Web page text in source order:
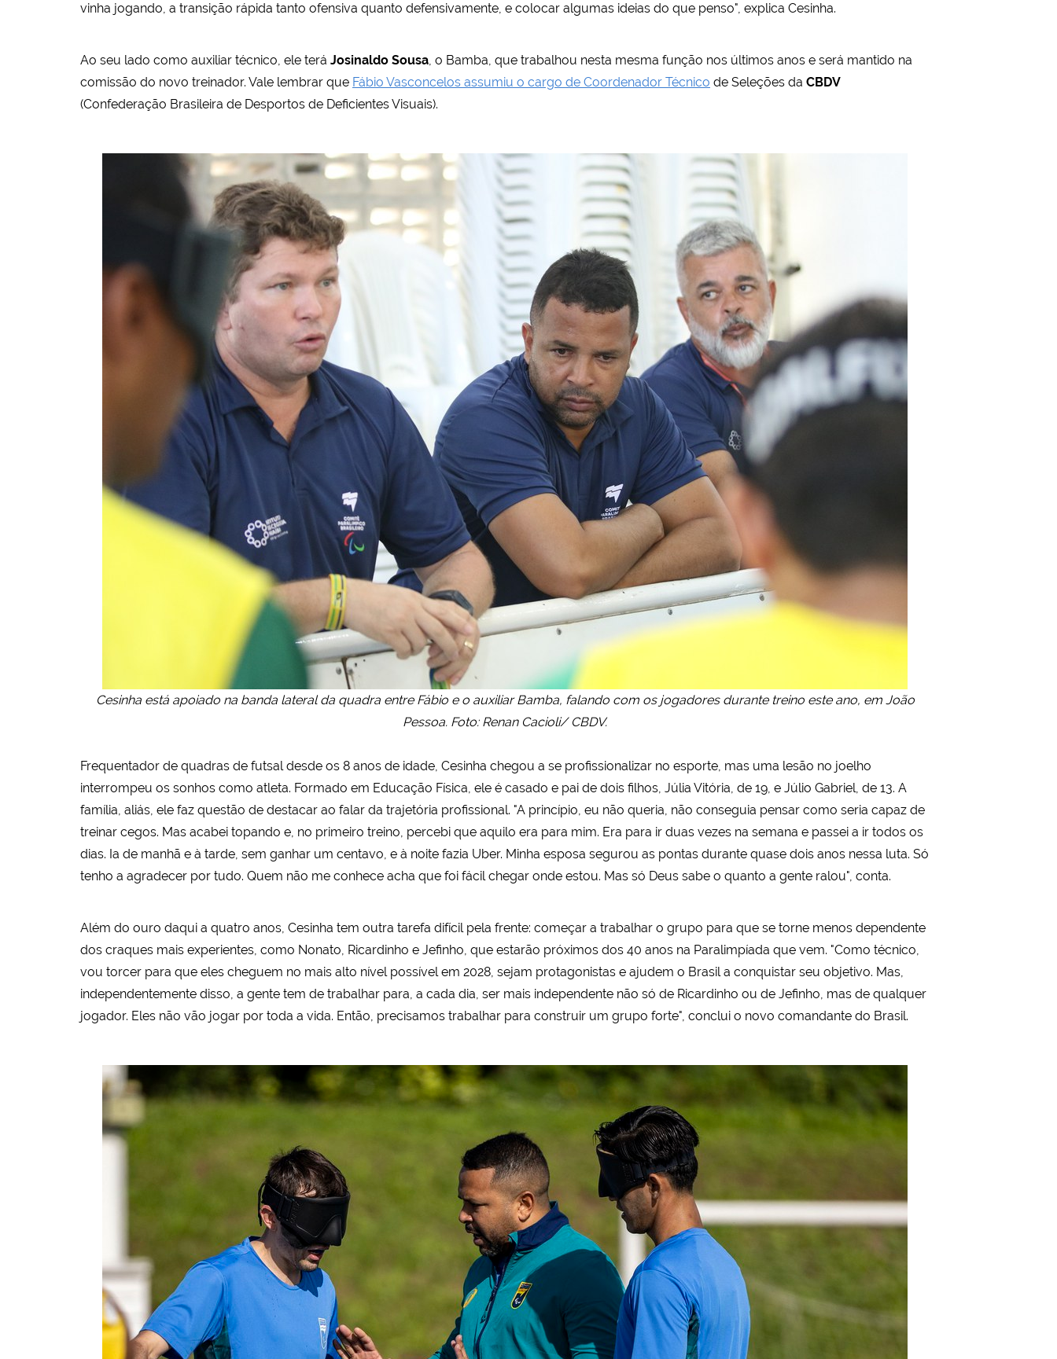
vinha jogando, a transição rápida tanto ofensiva quanto defensivamente, e colocar algumas ideias do que penso", explica Cesinha.
Ao seu lado como auxiliar técnico, ele terá Josinaldo Sousa, o Bamba, que trabalhou nesta mesma função nos últimos anos e será mantido na
comissão do novo treinador. Vale lembrar que Fábio Vasconcelos assumiu o cargo de Coordenador Técnico de Seleções da CBDV
(Confederação Brasileira de Desportos de Deficientes Visuais).
Cesinha está apoiado na banda lateral da quadra entre Fábio e o auxiliar Bamba, falando com os jogadores durante treino este ano, em João
Pessoa. Foto: Renan Cacioli/ CBDV.
Frequentador de quadras de futsal desde os 8 anos de idade, Cesinha chegou a se profissionalizar no esporte, mas uma lesão no joelho
interrompeu os sonhos como atleta. Formado em Educação Física, ele é casado e pai de dois filhos, Júlia Vitória, de 19, e Júlio Gabriel, de 13. A
família, aliás, ele faz questão de destacar ao falar da trajetória profissional. "A princípio, eu não queria, não conseguia pensar como seria capaz de
treinar cegos. Mas acabei topando e, no primeiro treino, percebi que aquilo era para mim. Era para ir duas vezes na semana e passei a ir todos os
dias. Ia de manhã e à tarde, sem ganhar um centavo, e à noite fazia Uber. Minha esposa segurou as pontas durante quase dois anos nessa luta. Só
tenho a agradecer por tudo. Quem não me conhece acha que foi fácil chegar onde estou. Mas só Deus sabe o quanto a gente ralou", conta.
Além do ouro daqui a quatro anos, Cesinha tem outra tarefa difícil pela frente: começar a trabalhar o grupo para que se torne menos dependente
dos craques mais experientes, como Nonato, Ricardinho e Jefinho, que estarão próximos dos 40 anos na Paralimpíada que vem. "Como técnico,
vou torcer para que eles cheguem no mais alto nível possível em 2028, sejam protagonistas e ajudem o Brasil a conquistar seu objetivo. Mas,
independentemente disso, a gente tem de trabalhar para, a cada dia, ser mais independente não só de Ricardinho ou de Jefinho, mas de qualquer
jogador. Eles não vão jogar por toda a vida. Então, precisamos trabalhar para construir um grupo forte", conclui o novo comandante do Brasil.